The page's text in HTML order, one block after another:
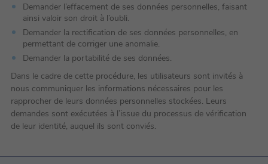
Demander l’effacement de ses données personnelles, faisant
ainsi valoir son droit à l’oubli.
Demander la rectification de ses données personnelles, en
permettant de corriger une anomalie.
Demander la portabilité de ses données.
Dans le cadre de cette procédure, les utilisateurs sont invités à
nous communiquer les informations nécessaires pour les
rapprocher de leurs données personnelles stockées. Leurs
demandes sont exécutées à l’issue du processus de vérification
de leur identité, auquel ils sont conviés.